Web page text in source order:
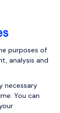
commercial.
une
en lui
il est
pas